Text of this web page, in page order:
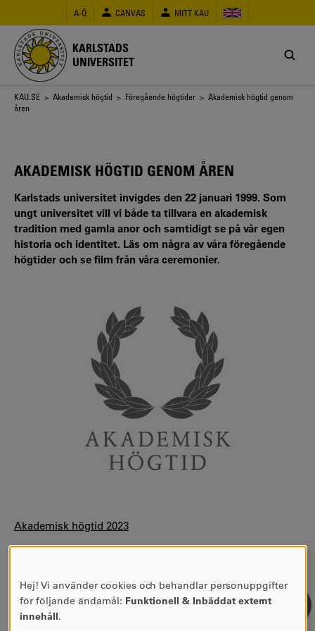
huvudinnehåll
A-Ö CANVAS MITT KAU
KARLSTADS
UNIVERSITET
Länkstig
KAU.SE > Akademisk högtid > Föregående högtider > Akademisk högtid genom
åren
AKADEMISK HÖGTID GENOM ÅREN
Karlstads universitet invigdes den 22 januari 1999. Som
ungt universitet vill vi både ta tillvara en akademisk
tradition med gamla anor och samtidigt se på vår egen
historia och identitet. Läs om några av våra föregående
högtider och se film från våra ceremonier.
Akademisk högtid 2023
Akademisk högtid 2024
ANVÄNDNING
AV
Hej! Vi använder cookies och behandlar personuppgifter
för följande ändamål: Funktionell & Inbäddat externt
innehåll.